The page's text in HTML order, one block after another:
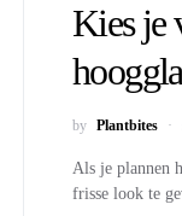
Kies je
by Plantbites
Als je plannen
frisse look te